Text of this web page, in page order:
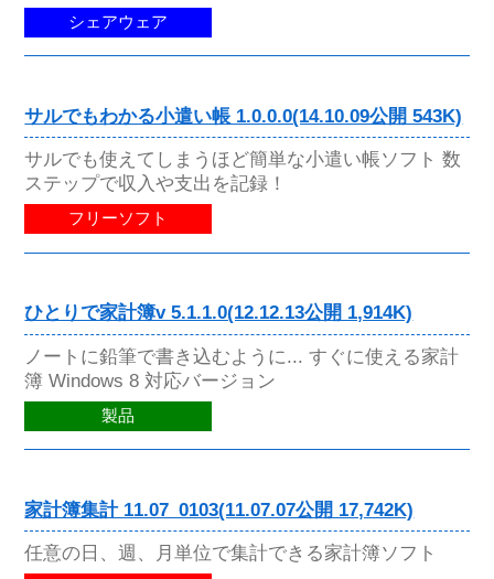
シェアウェア
サルでもわかる小遣い帳 1.0.0.0(14.10.09公開 543K)
サルでも使えてしまうほど簡単な小遣い帳ソフト 数
ステップで収入や支出を記録！
フリーソフト
ひとりで家計簿v 5.1.1.0(12.12.13公開 1,914K)
ノートに鉛筆で書き込むように... すぐに使える家計
簿 Windows 8 対応バージョン
製品
家計簿集計 11.07_0103(11.07.07公開 17,742K)
任意の日、週、月単位で集計できる家計簿ソフト